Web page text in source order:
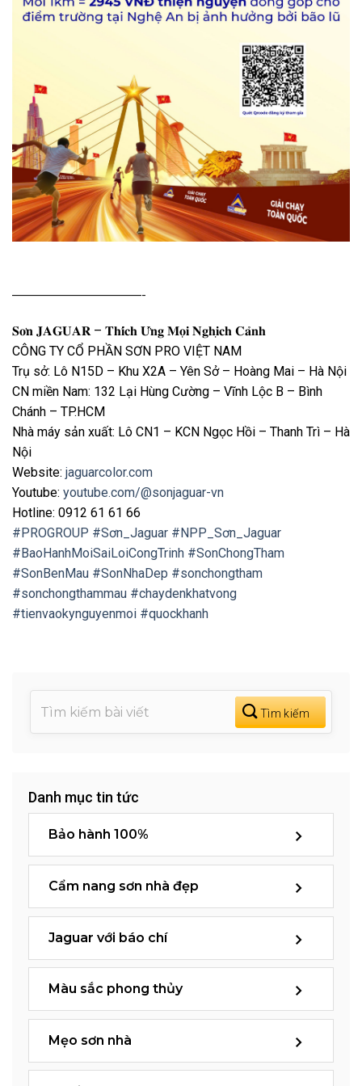
——————————-
𝐒𝐨̛𝐧 𝐉𝐀𝐆𝐔𝐀𝐑 – 𝐓𝐡𝐢́𝐜𝐡 𝐔̛́𝐧𝐠 𝐌𝐨̣𝐢 𝐍𝐠𝐡𝐢̣𝐜𝐡 𝐂𝐚̉𝐧𝐡
CÔNG TY CỔ PHẦN SƠN PRO VIỆT NAM
Trụ sở: Lô N15D – Khu X2A – Yên Sở – Hoàng Mai – Hà Nội
CN miền Nam: 132 Lại Hùng Cường – Vĩnh Lộc B – Bình
Chánh – TP.HCM
Nhà máy sản xuất: Lô CN1 – KCN Ngọc Hồi – Thanh Trì – Hà
Nội
Website: jaguarcolor.com
️Youtube: youtube.com/@sonjaguar-vn
Hotline: 0912 61 61 66
#PROGROUP #Sơn_Jaguar #NPP_Sơn_Jaguar
#BaoHanhMoiSaiLoiCongTrinh #SonChongTham
#SonBenMau #SonNhaDep #sonchongtham
#sonchongthammau #chaydenkhatvong
#tienvaokynguyenmoi #quockhanh
Danh mục tin tức
Bảo hành 100%
Cẩm nang sơn nhà đẹp
Jaguar với báo chí
Màu sắc phong thủy
Mẹo sơn nhà